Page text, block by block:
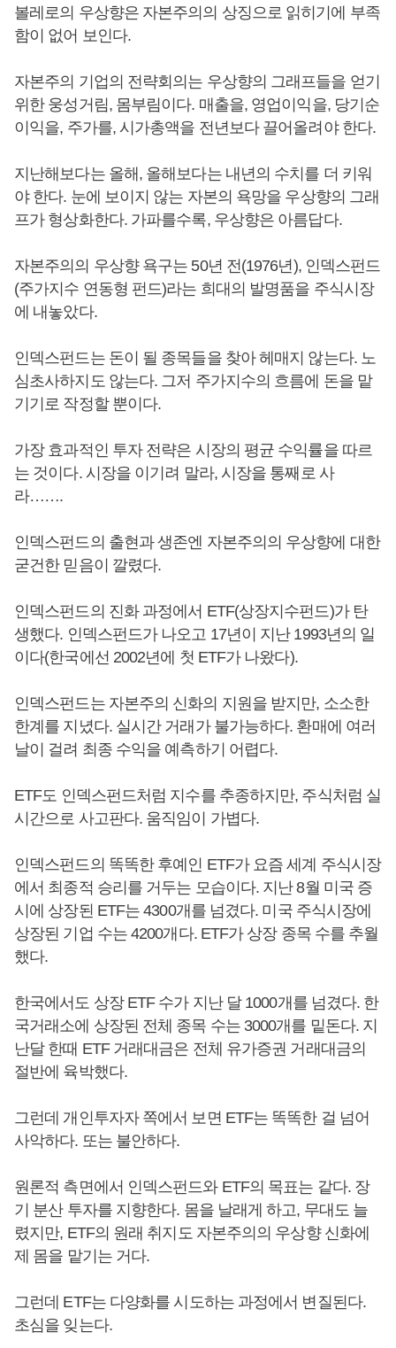
볼레로의 우상향은 자본주의의 상징으로 읽히기에 부족
함이 없어 보인다.
자본주의 기업의 전략회의는 우상향의 그래프들을 얻기
위한 웅성거림, 몸부림이다. 매출을, 영업이익을, 당기순
이익을, 주가를, 시가총액을 전년보다 끌어올려야 한다.
지난해보다는 올해, 올해보다는 내년의 수치를 더 키워
야 한다. 눈에 보이지 않는 자본의 욕망을 우상향의 그래
프가 형상화한다. 가파를수록, 우상향은 아름답다.
자본주의의 우상향 욕구는 50년 전(1976년), 인덱스펀드
(주가지수 연동형 펀드)라는 희대의 발명품을 주식시장
에 내놓았다.
인덱스펀드는 돈이 될 종목들을 찾아 헤매지 않는다. 노
심초사하지도 않는다. 그저 주가지수의 흐름에 돈을 맡
기기로 작정할 뿐이다.
가장 효과적인 투자 전략은 시장의 평균 수익률을 따르
는 것이다. 시장을 이기려 말라, 시장을 통째로 사
라…….
인덱스펀드의 출현과 생존엔 자본주의의 우상향에 대한
굳건한 믿음이 깔렸다.
인덱스펀드의 진화 과정에서 ETF(상장지수펀드)가 탄
생했다. 인덱스펀드가 나오고 17년이 지난 1993년의 일
이다(한국에선 2002년에 첫 ETF가 나왔다).
인덱스펀드는 자본주의 신화의 지원을 받지만, 소소한
한계를 지녔다. 실시간 거래가 불가능하다. 환매에 여러
날이 걸려 최종 수익을 예측하기 어렵다.
ETF도 인덱스펀드처럼 지수를 추종하지만, 주식처럼 실
시간으로 사고판다. 움직임이 가볍다.
인덱스펀드의 똑똑한 후예인 ETF가 요즘 세계 주식시장
에서 최종적 승리를 거두는 모습이다. 지난 8월 미국 증
시에 상장된 ETF는 4300개를 넘겼다. 미국 주식시장에
상장된 기업 수는 4200개다. ETF가 상장 종목 수를 추월
했다.
한국에서도 상장 ETF 수가 지난 달 1000개를 넘겼다. 한
국거래소에 상장된 전체 종목 수는 3000개를 밑돈다. 지
난달 한때 ETF 거래대금은 전체 유가증권 거래대금의
절반에 육박했다.
그런데 개인투자자 쪽에서 보면 ETF는 똑똑한 걸 넘어
사악하다. 또는 불안하다.
원론적 측면에서 인덱스펀드와 ETF의 목표는 같다. 장
기 분산 투자를 지향한다. 몸을 날래게 하고, 무대도 늘
렸지만, ETF의 원래 취지도 자본주의의 우상향 신화에
제 몸을 맡기는 거다.
그런데 ETF는 다양화를 시도하는 과정에서 변질된다.
초심을 잊는다.